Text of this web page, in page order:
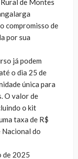
de Montes
compromisso de
por sua
já podem
o dia 25 de
única para
O valor de
o kit
taxa de R$
Nacional do
de 2025